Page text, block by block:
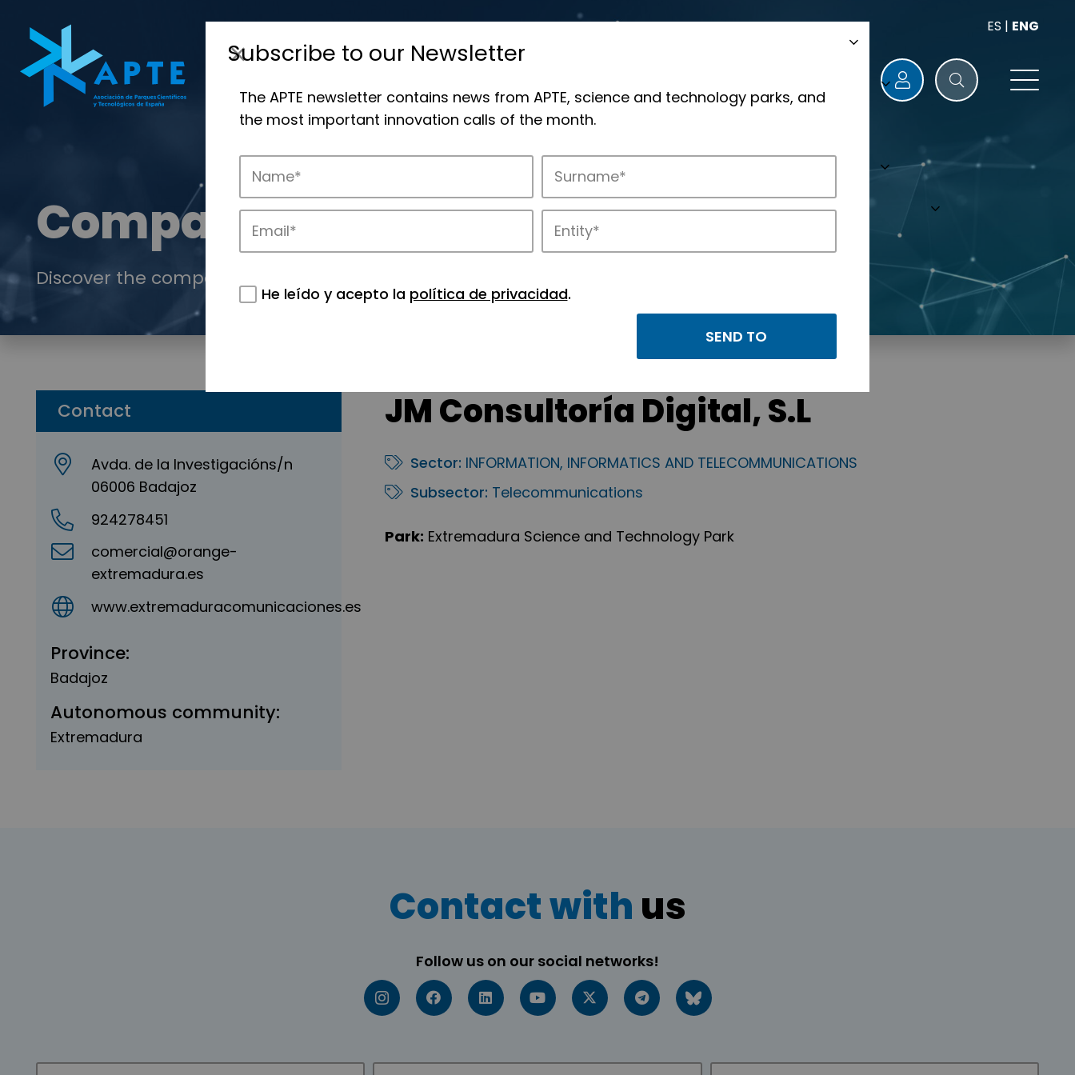
ES | ENG
Companies
Discover the companies that drive innovation in APTE’s parks.
Contact
Avda. de la Investigacións/n
06006 Badajoz
924278451
comercial@orange-
extremadura.es
www.extremaduracomunicaciones.es
Province:
Badajoz
Autonomous community:
Extremadura
JM Consultoría Digital, S.L
Sector: INFORMATION, INFORMATICS AND TELECOMMUNICATIONS
Subsector: Telecommunications
Park: Extremadura Science and Technology Park
Contact with us
Follow us on our social networks!
Subscribe to our Newsletter
The APTE newsletter contains news from APTE, science and technology parks, and
the most important innovation calls of the month.
He leído y acepto la política de privacidad.